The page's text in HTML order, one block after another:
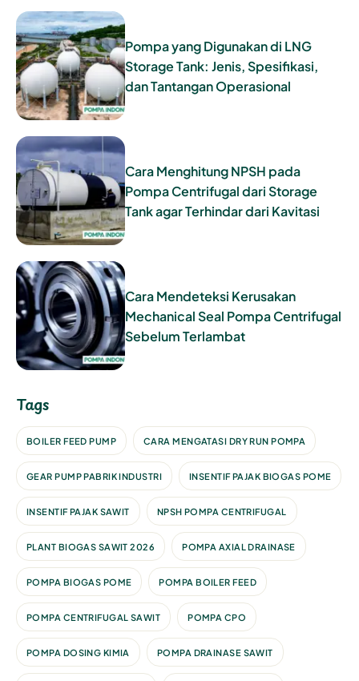
Pompa yang Digunakan di LNG
Storage Tank: Jenis, Spesifikasi,
dan Tantangan Operasional
Cara Menghitung NPSH pada
Pompa Centrifugal dari Storage
Tank agar Terhindar dari Kavitasi
Cara Mendeteksi Kerusakan
Mechanical Seal Pompa Centrifugal
Sebelum Terlambat
Tags
BOILER FEED PUMP CARA MENGATASI DRY RUN POMPA
GEAR PUMP PABRIK INDUSTRI INSENTIF PAJAK BIOGAS POME
INSENTIF PAJAK SAWIT NPSH POMPA CENTRIFUGAL
PLANT BIOGAS SAWIT 2026 POMPA AXIAL DRAINASE
POMPA BIOGAS POME POMPA BOILER FEED
POMPA CENTRIFUGAL SAWIT POMPA CPO
POMPA DOSING KIMIA POMPA DRAINASE SAWIT